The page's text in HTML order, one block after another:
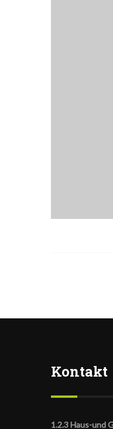
Kontakt
1.2.3 Haus-und